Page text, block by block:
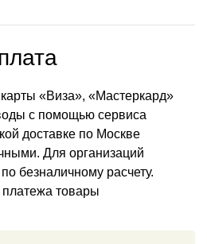
«Виза», «Мастеркард»
с помощью сервиса
доставке по Москве
Для организаций
безналичному расчету.
товары